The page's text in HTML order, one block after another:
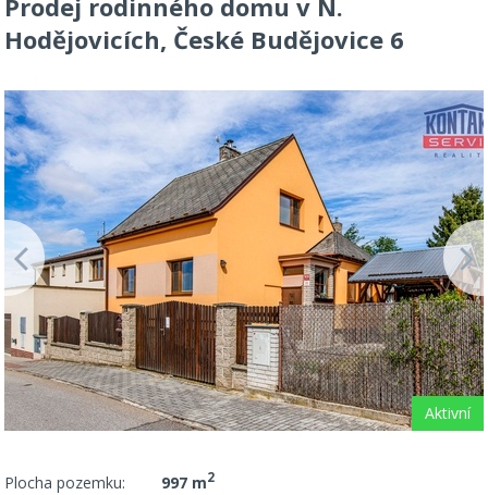
Prodej rodinného domu v N.
Hodějovicích, České Budějovice 6
Aktivní
Plocha pozemku: 997 m2